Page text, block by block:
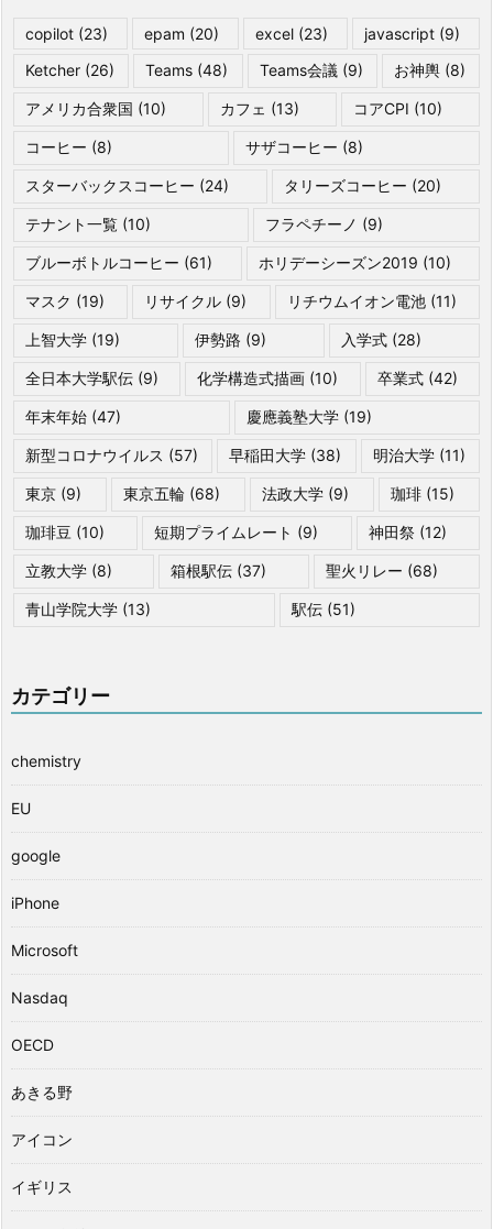
copilot (23) epam (20) excel (23) javascript (9)
Ketcher (26) Teams (48) Teams会議 (9) お神輿(8)
アメリカ合衆国 (10) カフェ (13) コアCPI (10)
コーヒー (8) サザコーヒー (8)
スターバックスコーヒー (24) タリーズコーヒー (20)
テナント一覧 (10) フラペチーノ (9)
ブルーボトルコーヒー (61) ホリデーシーズン2019 (10)
マスク (19) リサイクル (9) リチウムイオン電池(11)
上智大学 (19) 伊勢路 (9) 入学式 (28)
全日本大学駅伝 (9) 化学構造式描画 (10) 卒業式(42)
年末年始 (47) 慶應義塾大学(19)
新型コロナウイルス (57) 早稲田大学 (38) 明治大学(11)
東京 (9) 東京五輪 (68) 法政大学 (9) 珈琲 (15)
珈琲豆 (10) 短期プライムレート (9) 神田祭(12)
立教大学 (8) 箱根駅伝 (37) 聖火リレー (68)
青山学院大学 (13) 駅伝 (51)
カテゴリー
chemistry
EU
google
iPhone
Microsoft
Nasdaq
OECD
あきる野
アイコン
イギリス